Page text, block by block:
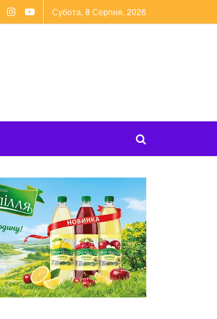
Субота, 8 Серпня, 2026